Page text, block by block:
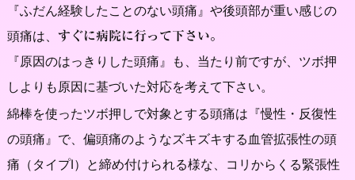
『ふだん経験したことのない頭痛』や後頭部が重い感じの
頭痛は、
すぐに病院に行って下さい。
『原因のはっきりした頭痛』も、当たり前ですが、ツボ押
しよりも原因に基づいた対応を考えて下さい。
綿棒を使ったツボ押しで対象とする頭痛は『慢性・反復性
の頭痛』で、偏頭痛のようなズキズキする血管拡張性の頭
痛（タイプⅠ）と締め付けられる様な、コリからくる緊張性